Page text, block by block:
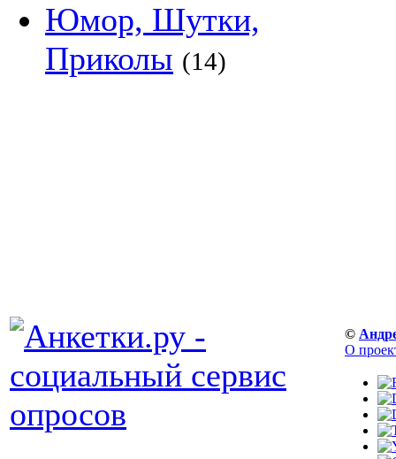
Юмор, Шутки,
Приколы (14)
©
О